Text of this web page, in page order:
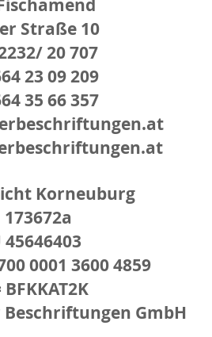
Straße 10
20 707
23 09 209
35 66 357
Korneuburg
173672a
45646403
0001 3600 4859
BFKKAT2K
GmbH